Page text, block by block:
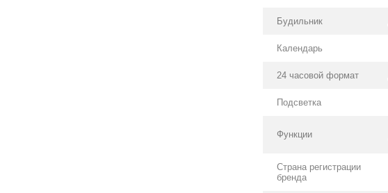
Будильник
Календарь
24 часовой формат
Подсветка
Функции
Страна регистрации
бренда